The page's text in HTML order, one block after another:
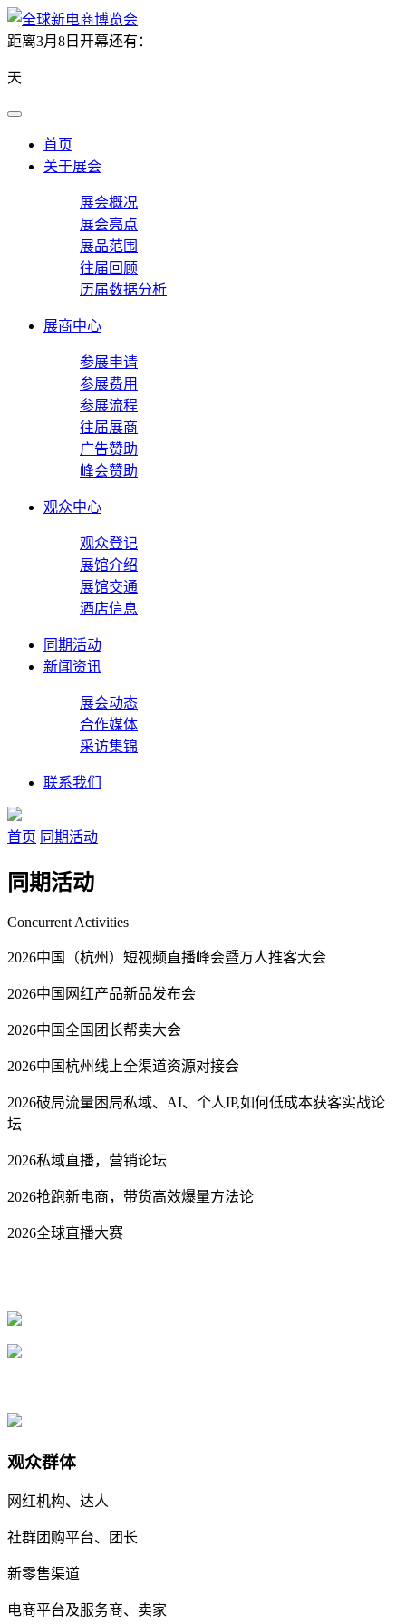
距离3月8日开幕还有：
天
首页
关于展会
展会概况
展会亮点
展品范围
往届回顾
历届数据分析
展商中心
参展申请
参展费用
参展流程
往届展商
广告赞助
峰会赞助
观众中心
观众登记
展馆介绍
展馆交通
酒店信息
同期活动
新闻资讯
展会动态
合作媒体
采访集锦
联系我们
首页 同期活动
同期活动
Concurrent Activities
2026中国（杭州）短视频直播峰会暨万人推客大会
2026中国网红产品新品发布会
2026中国全国团长帮卖大会
2026中国杭州线上全渠道资源对接会
2026破局流量困局私域、AI、个人IP,如何低成本获客实战论
坛
2026私域直播，营销论坛
2026抢跑新电商，带货高效爆量方法论
2026全球直播大赛
观众群体
网红机构、达人
社群团购平台、团长
新零售渠道
电商平台及服务商、卖家